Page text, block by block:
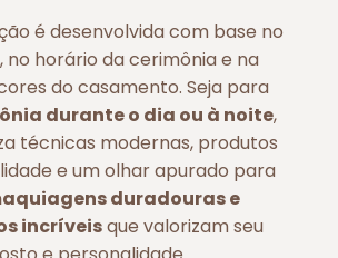
é desenvolvida com base no
no horário da cerimônia e na
do casamento. Seja para
durante o dia ou à noite,
técnicas modernas, produtos
e um olhar apurado para
duradouras e
incríveisque valorizam seu